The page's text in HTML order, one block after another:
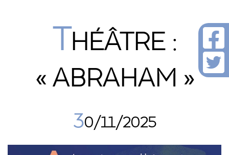
THÉÂTRE :
« ABRAHAM »
30/11/2025